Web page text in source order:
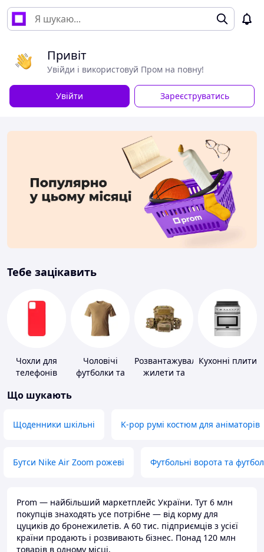
Привіт
Увійди і використовуй Пром на повну!
Увійти Зареєструватись
Тебе зацікавить
Чохли для
телефонів
Чоловічі
футболки та
Розвантажувальні
жилети та
Кухонні плити
Що шукають
Щоденники шкільні K-pop румі костюм для аніматорів
Бутси Nike Air Zoom рожеві Футбольні ворота та
Prom — найбільший маркетплейс України. Тут 6 млн
покупців знаходять усе потрібне — від корму для
цуциків до бронежилетів. А 60 тис. підприємців з усієї
країни продають і розвивають бізнес. Понад 120 млн
товарів в одному місці.